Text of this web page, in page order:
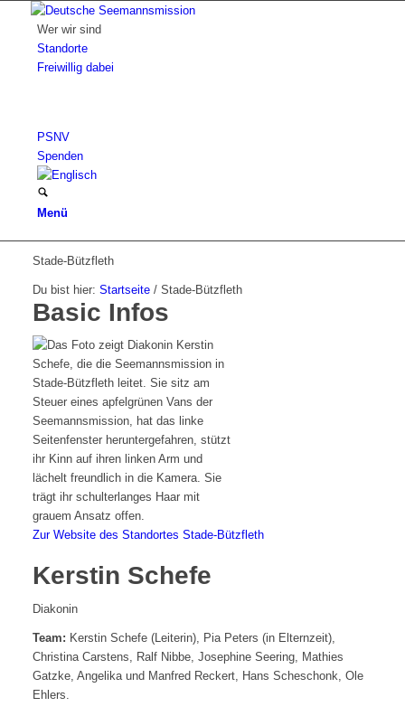
Wer wir sind
Standorte
Freiwillig dabei
PSNV
Spenden
Menü
Stade-Bützfleth
Du bist hier: Startseite / Stade-Bützfleth
Basic Infos
Zur Website des Standortes Stade-Bützfleth
Kerstin Schefe
Diakonin
Team: Kerstin Schefe (Leiterin), Pia Peters (in Elternzeit),
Christina Carstens, Ralf Nibbe, Josephine Seering, Mathies
Gatzke, Angelika und Manfred Reckert, Hans Scheschonk, Ole
Ehlers.